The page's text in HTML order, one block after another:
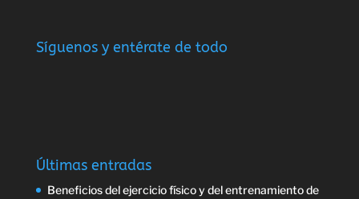
Síguenos y entérate de todo
Últimas entradas
Beneficios del ejercicio físico y del entrenamiento de